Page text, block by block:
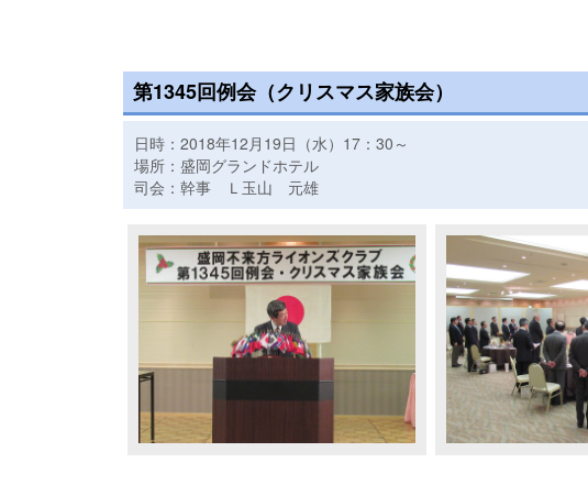
第1345回例会（クリスマス家族会）
日時：2018年12月19日（水）17：30～
場所：盛岡グランドホテル
司会：幹事 Ｌ玉山 元雄